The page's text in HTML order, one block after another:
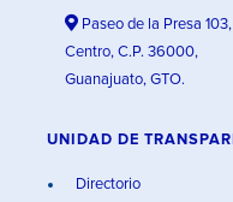
Paseo de la Presa 103,
Centro, C.P. 36000,
Guanajuato, GTO.
UNIDAD DE
Directorio